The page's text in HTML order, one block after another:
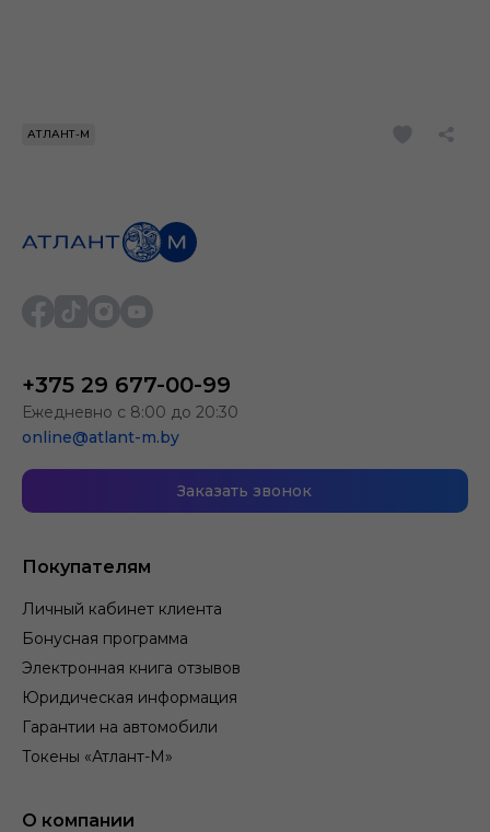
АТЛАНТ-М
Покупателям
Личный кабинет клиента
Бонусная программа
Электронная книга отзывов
Юридическая информация
Гарантии на автомобили
Токены «Атлант-М»
О компании
+375 29 677-00-99
Ежедневно с 8:00 до 20:30
online@atlant-m.by
Заказать звонок